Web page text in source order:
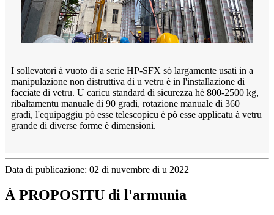
I sollevatori à vuoto di a serie HP-SFX sò largamente usati in a
manipulazione non distruttiva di u vetru è in l'installazione di
facciate di vetru. U caricu standard di sicurezza hè 800-2500 kg,
ribaltamentu manuale di 90 gradi, rotazione manuale di 360
gradi, l'equipaggiu pò esse telescopicu è pò esse applicatu à vetru
grande di diverse forme è dimensioni.
Data di publicazione: 02 di nuvembre di u 2022
À PROPOSITU di l'armunia